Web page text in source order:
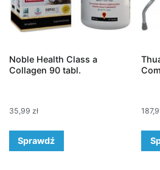
Noble Health Class a
Collagen 90 tabl.
35,99 zł
Sprawdź